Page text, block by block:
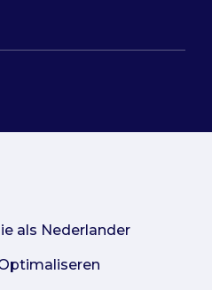
als Nederlander